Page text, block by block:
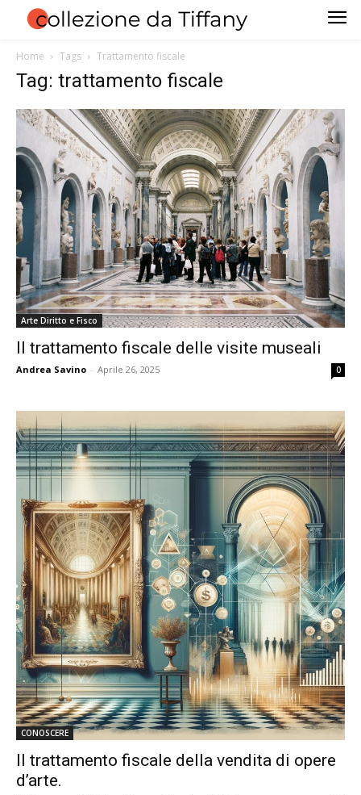
Home Tags Trattamento fiscale
Tag: trattamento fiscale
Arte Diritto e Fisco
Il trattamento fiscale delle visite museali
Andrea Savino - Aprile 26, 2025 0
CONOSCERE
Il trattamento fiscale della vendita di opere
d’arte.